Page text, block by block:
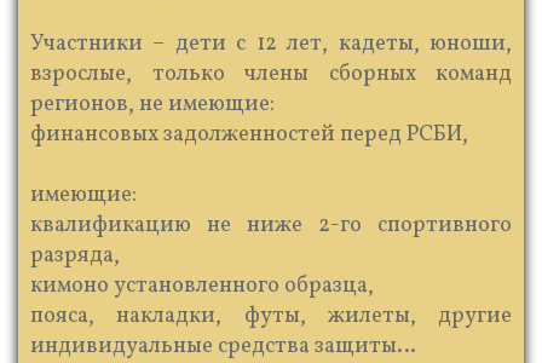
Участники – дети с 12 лет, кадеты, юноши,
взрослые, только члены сборных команд
регионов, не имеющие:
финансовых задолженностей перед РСБИ,
​ имеющие:
квалификацию не ниже 2-го спортивного
разряда,
кимоно установленного образца,
пояса, накладки, футы, жилеты, другие
индивидуальные средства защиты…